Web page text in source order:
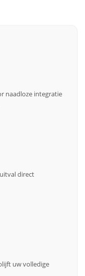
naadloze integratie
direct
uw volledige